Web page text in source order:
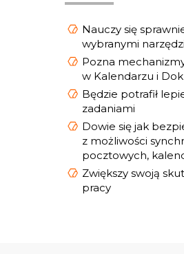
Nauczy się
wybranymi
Pozna
w Kalendarzu i
Będzie potrafił
zadaniami
Dowie się jak
z możliwości
pocztowych,
Zwiększy swoją
pracy